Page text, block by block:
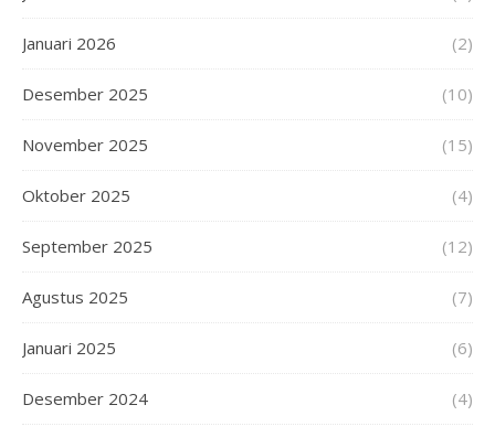
Januari 2026 (2)
Desember 2025 (10)
November 2025 (15)
Oktober 2025 (4)
September 2025 (12)
Agustus 2025 (7)
Januari 2025 (6)
Desember 2024 (4)